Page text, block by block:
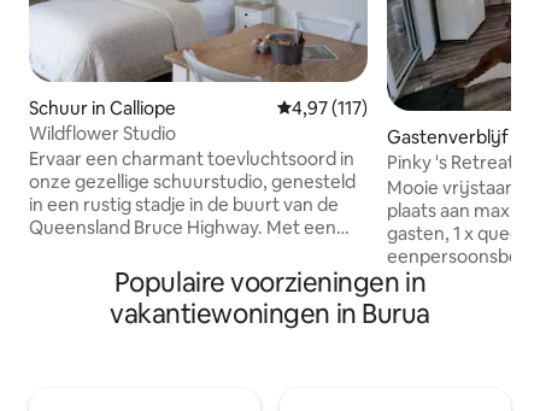
Schuur in Calliope Gemiddelde beoordeling van
4,97 (117)
Wildflower Studio
Ervaar een charmant toevluchtsoord in
onze gezellige schuurstudio, genesteld
in een rustig stadje in de buurt van de
Queensland Bruce Highway. Met een
net buiten je deur biedt deze ruimte een
ontspannen ontsnapping. Geniet van
een zelfvoorzienend verblijf met verse
Gastenverblijf in
Pinky 's Retreat -
in de bush
Mooie
plaats aan
gasten, 1 x
meer te slapen
beschikbaar)
lounge, wifi en
Populaire voorzieningen in
vakantiewoningen in Burua